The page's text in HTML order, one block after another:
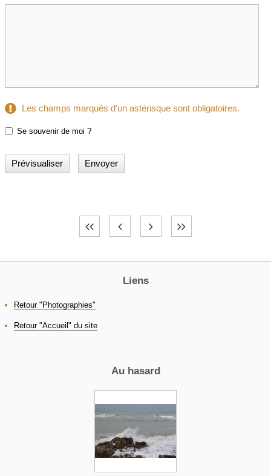
Les champs marqués d'un astérisque sont obligatoires.
Se souvenir de moi ?
Liens
Retour "Photographies"
Retour "Accueil" du site
Au hasard